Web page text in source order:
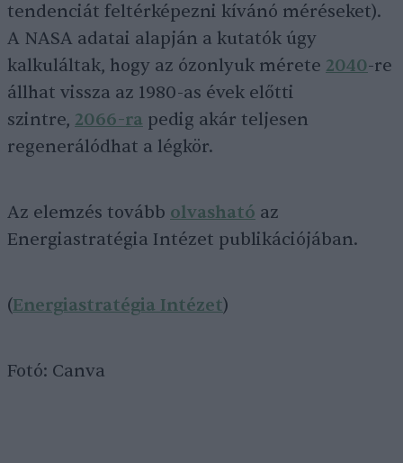
tendenciát feltérképezni kívánó méréseket).
A NASA adatai alapján a kutatók úgy
kalkuláltak, hogy az ózonlyuk mérete 2040-re
állhat vissza az 1980-as évek előtti
szintre, 2066-ra pedig akár teljesen
regenerálódhat a légkör.
Az elemzés tovább olvasható az
Energiastratégia Intézet publikációjában.
(Energiastratégia Intézet)
Fotó: Canva